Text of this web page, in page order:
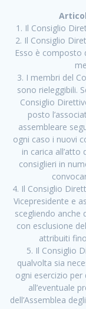
1. Il Consiglio
2. Il Consiglio
Esso è composto
3. I membri del
sono rieleggibili.
Consiglio
posto
assembleare
ogni caso i nuovi
in carica
consiglieri in
4. Il Consiglio
Vicepresidente e
scegliendo anche
con esclusione
attribuiti
5. Il Consiglio
qualvolta sia
ogni esercizio
all’eventuale
dell’Assemblea